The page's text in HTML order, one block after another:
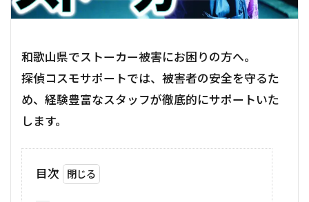
和歌山県でストーカー被害にお困りの方へ。
探偵コスモサポートでは、被害者の安全を守るた
め、経験豊富なスタッフが徹底的にサポートいた
します。
目次